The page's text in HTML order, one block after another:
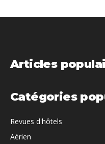
Articles
Catégories
Revues d'hôtels
Aérien